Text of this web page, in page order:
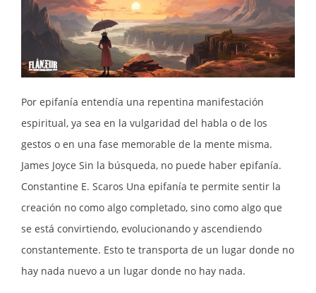
Por epifanía entendía una repentina manifestación
espiritual, ya sea en la vulgaridad del habla o de los
gestos o en una fase memorable de la mente misma.
James Joyce Sin la búsqueda, no puede haber epifanía.
Constantine E. Scaros Una epifanía te permite sentir la
creación no como algo completado, sino como algo que
se está convirtiendo, evolucionando y ascendiendo
constantemente. Esto te transporta de un lugar donde no
hay nada nuevo a un lugar donde no hay nada.